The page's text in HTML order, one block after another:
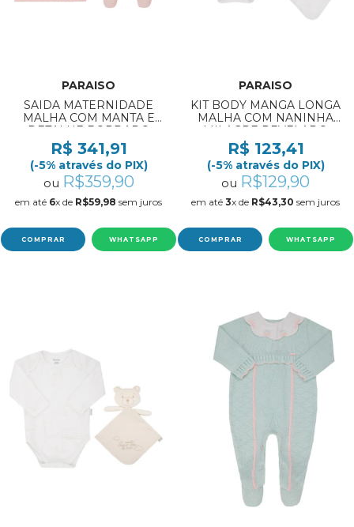
PARAISO
SAIDA MATERNIDADE
MALHA COM MANTA E
DETALHE BORDADO
PARAISO REF:20004
RN/P
R$ 341,91
(-5% através do PIX)
ou R$359,90
em até 6x de R$59,98 sem juros
COMPRAR WHATSAPP
PARAISO
KIT BODY MANGA LONGA
MALHA COM NANINHA
MILAGRE REVELADO
PARAISO REF:20152 RN/P
R$ 123,41
(-5% através do PIX)
ou R$129,90
em até 3x de R$43,30 sem juros
COMPRAR WHATSAPP